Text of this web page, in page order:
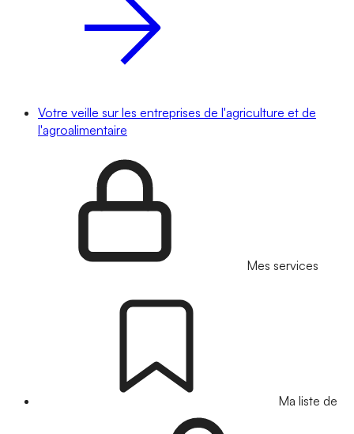
Votre veille sur les entreprises de l'agriculture et de
l'agroalimentaire
Mes services
Ma liste de